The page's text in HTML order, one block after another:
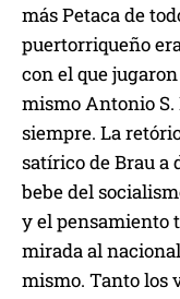
más Petaca de
puertorriqueño
con el que
mismo Antonio S.
siempre. La
satírico de Brau a
bebe del
y el pensamiento
mirada al
mismo. Tanto los